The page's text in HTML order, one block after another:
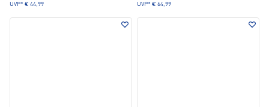
UVP* € 44,99 UVP* € 64,99